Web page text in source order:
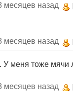
месяцев назад
месяцев назад
У меня тоже мячи
месяцев назад